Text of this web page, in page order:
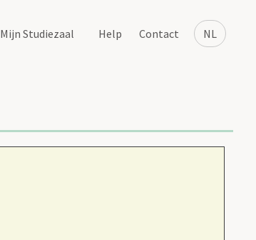
NL
Mijn Studiezaal Help Contact